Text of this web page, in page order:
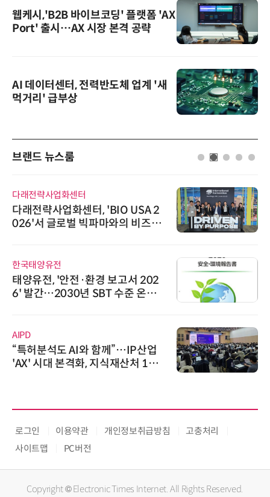
웹케시,'B2B 바이브코딩' 플랫폼 'AX
Port' 출시…AX 시장 본격 공략
AI 데이터센터, 전력반도체 업계 '새
먹거리' 급부상
브랜드 뉴스룸
다래전략사업화센터
다래전략사업화센터, 'BIO USA 2
026'서 글로벌 빅파마와의 비즈니
한국태양유전
태양유전, '안전·환경 보고서 202
6' 발간…2030년 SBT 수준 온실
AIPD
“특허분석도 AI와 함께”…IP산업
'AX' 시대 본격화, 지식재산처 1호
로그인 이용약관 개인정보취급방침
고충처리
사이트맵
PC버전
Copyright © Electronic Times Internet. All Rights Reserved.